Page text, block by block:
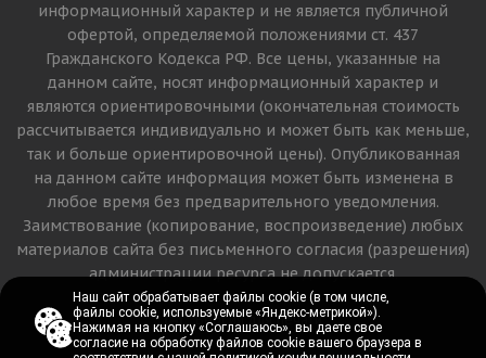
информационный характер и не является публичной
офертой, определяемой положениями ст. 437
Гражданского Кодекса РФ. Все цены, указанные на
данном сайте, носят информационный характер и
являются ориентировочными (окончательная стоимость
рассчитывается индивидуально и может быть как меньше,
так и больше ориентировочной цены). Опубликованная
на данном сайте информация может быть изменена в
любое время без предварительного уведомления.
Заимствование (копирование, воспроизведение) любых
материалов сайта без письменного согласия (разрешения)
администрации ресурса не допускается.
Версия для печати
Наш сайт обрабатывает файлы cookie (в том числе,
файлы cookie, используемые «Яндекс-метрикой»).
Нажимая на кнопку «Соглашаюсь», вы даете свое
согласие на обработку файлов cookie вашего браузера в
Наш сайт обрабатывает файлы cookie (в том числе,
файлы cookie, используемые «Яндекс-метрикой»).
Нажимая на кнопку «Соглашаюсь», вы даете свое
согласие на обработку файлов cookie вашего браузера в